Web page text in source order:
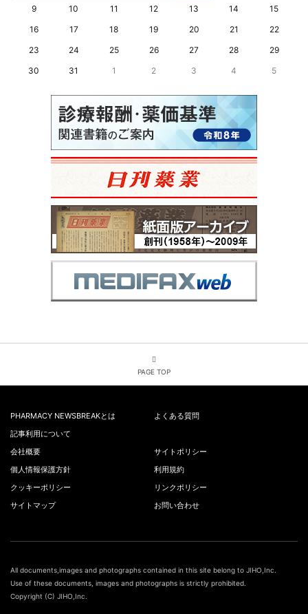
9
10 11 12 13 14
15
16
17 18 19 20 21
22
23
24 25 26 27 28
29
30
31 1 2 3 4 5
PAGE TOP
PHARMACY NEWSBREAKとは
よくある質問
記事利用について
会社概要
サイトポリシー
個人情報保護方針
利用規約
クッキーポリシー
リンクポリシー
サイトマップ
お問い合わせ
All documents,images and photographs contained in this site belong to JIHO,Inc.
Use of these documents, images and photographs is strictly prohibited.
Copyright (C) JIHO,Inc.